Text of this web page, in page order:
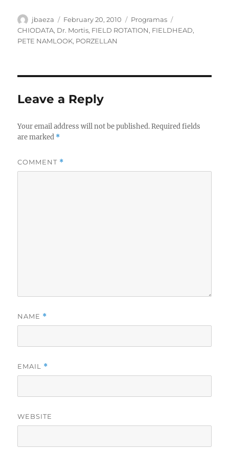
Author
jbaeza
Posted
on
February 20, 2010 Categories
Programas
CHIODATA, Dr. Mortis, FIELD ROTATION, FIELDHEAD,
PETE NAMLOOK, PORZELLAN
Leave a Reply
Your email address will not be published. Required fields
are marked *
COMMENT *
NAME *
EMAIL *
WEBSITE